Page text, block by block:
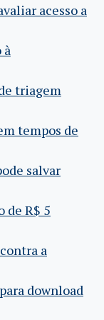
acesso a
à
triagem
tempos de
salvar
de R$ 5
a
download